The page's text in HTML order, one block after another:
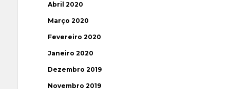
Abril 2020
Março 2020
Fevereiro 2020
Janeiro 2020
Dezembro 2019
Novembro 2019